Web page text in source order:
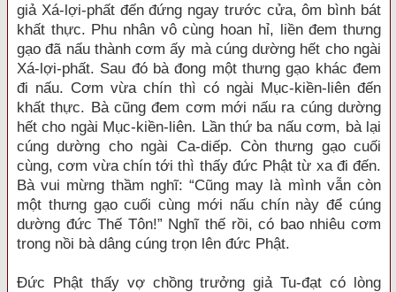
giả Xá-lợi-phất đến đứng ngay trước cửa, ôm bình bát
khất thực. Phu nhân vô cùng hoan hỉ, liền đem thưng
gạo đã nấu thành cơm ấy mà cúng dường hết cho ngài
Xá-lợi-phất. Sau đó bà đong một thưng gạo khác đem
đi nấu. Cơm vừa chín thì có ngài Mục-kiền-liên đến
khất thực. Bà cũng đem cơm mới nấu ra cúng dường
hết cho ngài Mục-kiền-liên. Lần thứ ba nấu cơm, bà lại
cúng dường cho ngài Ca-diếp. Còn thưng gạo cuối
cùng, cơm vừa chín tới thì thấy đức Phật từ xa đi đến.
Bà vui mừng thầm nghĩ: “Cũng may là mình vẫn còn
một thưng gạo cuối cùng mới nấu chín này để cúng
dường đức Thế Tôn!” Nghĩ thế rồi, có bao nhiêu cơm
trong nồi bà dâng cúng trọn lên đức Phật.
Đức Phật thấy vợ chồng trưởng giả Tu-đạt có lòng